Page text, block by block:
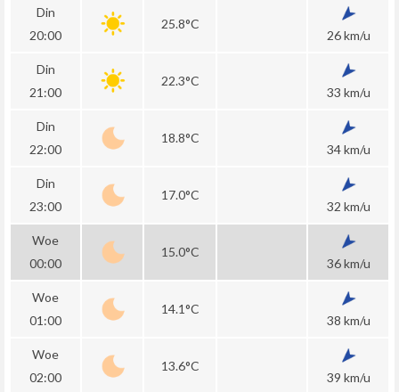
Din
20:00
25.8°C
26 km/u
Din
21:00
22.3°C
33 km/u
Din
22:00
18.8°C
34 km/u
Din
23:00
17.0°C
32 km/u
Woe
00:00
15.0°C
36 km/u
Woe
01:00
14.1°C
38 km/u
Woe
02:00
13.6°C
39 km/u